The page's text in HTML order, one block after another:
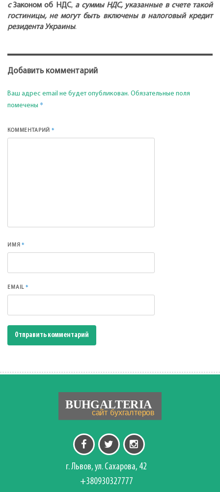
сЗаконом об НДС, а суммы НДС, указанные в счете такой
гостиницы, не могут быть включены в налоговый кредит
резидента Украины.
Добавить комментарий
Ваш адрес email не будет опубликован. Обязательные поля
помечены *
КОММЕНТАРИЙ*
ИМЯ*
EMAIL*
г. Львов, ул. Сахарова, 42
+380930327777